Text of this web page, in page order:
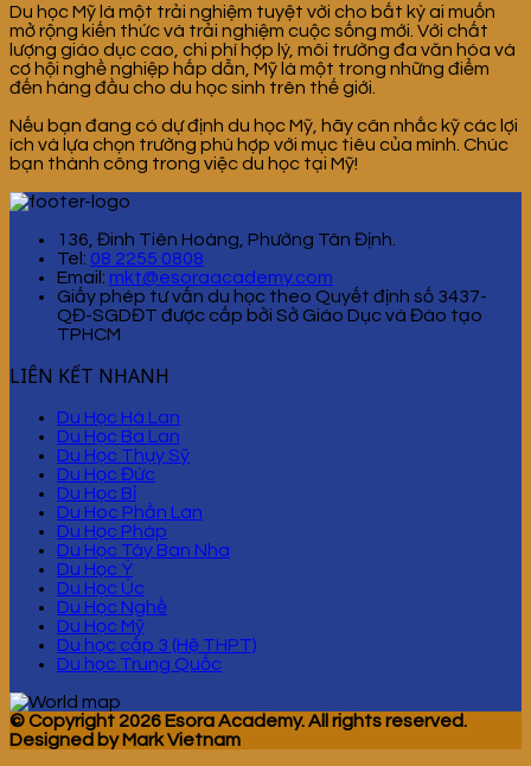
Du học Mỹ là một trải nghiệm tuyệt vời cho bất kỳ ai muốn
mở rộng kiến thức và trải nghiệm cuộc sống mới. Với chất
lượng giáo dục cao, chi phí hợp lý, môi trường đa văn hóa và
cơ hội nghề nghiệp hấp dẫn, Mỹ là một trong những điểm
đến hàng đầu cho du học sinh trên thế giới.
Nếu bạn đang có dự định du học Mỹ, hãy cân nhắc kỹ các lợi
ích và lựa chọn trường phù hợp với mục tiêu của mình. Chúc
bạn thành công trong việc du học tại Mỹ!
136, Đinh Tiên Hoàng, Phường Tân Định.
Tel: 08 2255 0808
Email: mkt@esoraacademy.com
Giấy phép tư vấn du học theo Quyết định số 3437-
QĐ-SGDĐT được cấp bởi Sở Giáo Dục và Đào tạo
TPHCM
LIÊN KẾT NHANH
Du Học Hà Lan
Du Học Ba Lan
Du Học Thụy Sỹ
Du Học Đức
Du Học Bỉ
Du Hoc Phần Lan
Du Học Pháp
Du Học Tây Ban Nha
Du Học Ý
Du Học Úc
Du Học Nghề
Du Học Mỹ
Du học cấp 3 (Hệ THPT)
Du học Trung Quốc
© Copyright 2026 Esora Academy. All rights reserved.
Designed by Mark Vietnam